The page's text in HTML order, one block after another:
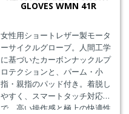
GLOVES WMN 41R
女性用ショートレザー製モータ
ーサイクルグローブ。人間工学
に基づいたカーボンナックルプ
ロテクションと、パーム・小
指・親指のパッド付き。着脱し
やすく、スマートタッチ対応
で、高い操作感と極上の快適性